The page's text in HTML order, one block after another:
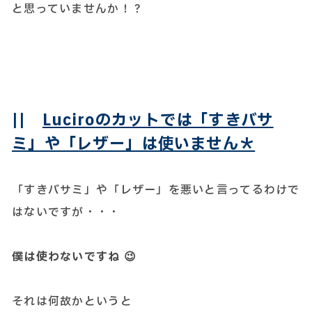
と思っていませんか！？
||Luciroのカットでは「すきバサ
ミ」や「レザー」は使いません＊
「すきバサミ」や「レザー」を悪いと言ってるわけで
はないですが・・・
僕は使わないですね 😉
それは何故かというと